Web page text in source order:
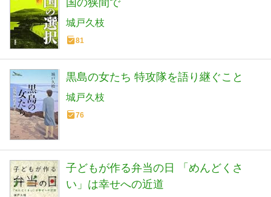
城戸久枝
81
黒島の女たち 特攻隊を語り継ぐこと
城戸久枝
76
子どもが作る弁当の日 「めんどくさ
い」は幸せへの近道